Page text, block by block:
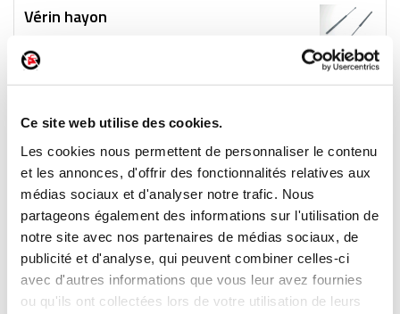
Ce site web utilise des cookies.
Les cookies nous permettent de personnaliser le contenu
et les annonces, d'offrir des fonctionnalités relatives aux
médias sociaux et d'analyser notre trafic. Nous
partageons également des informations sur l'utilisation de
notre site avec nos partenaires de médias sociaux, de
publicité et d'analyse, qui peuvent combiner celles-ci
avec d'autres informations que vous leur avez fournies
ou qu'ils ont collectées lors de votre utilisation de leurs
Vérin hayon
Réf. :
Réf. constructeur :
Modèle d'origine :OPEL AGILA B 2008 - 201412
+ photos
Modèle de provenance
Caractéristiques techniques
En stock 18
AJOUTER AU PANIER